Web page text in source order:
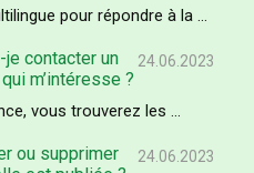
pour répondre à la ...
24.06.2023
je contacter un
m’intéresse ?
vous trouverez les ...
24.06.2023
ou supprimer